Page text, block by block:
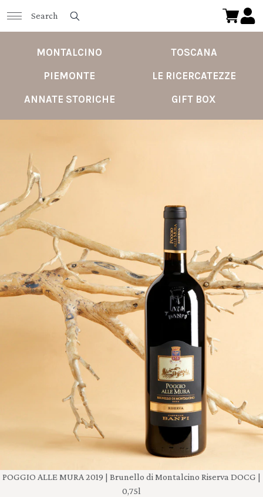
MONTALCINO
TOSCANA
PIEMONTE
LE RICERCATEZZE
ANNATE STORICHE
GIFT BOX
POGGIO ALLE MURA 2019 | Brunello di Montalcino Riserva DOCG |
0,75l